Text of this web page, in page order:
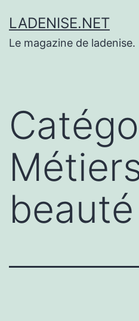
au
contenu
LADENISE.NET
Le magazine de ladenise.
beauté